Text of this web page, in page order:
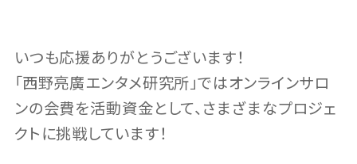
いつも応援ありがとうございます！
「西野亮廣エンタメ研究所」ではオンラインサロ
ンの会費を活動資金として、さまざまなプロジェ
クトに挑戦しています！